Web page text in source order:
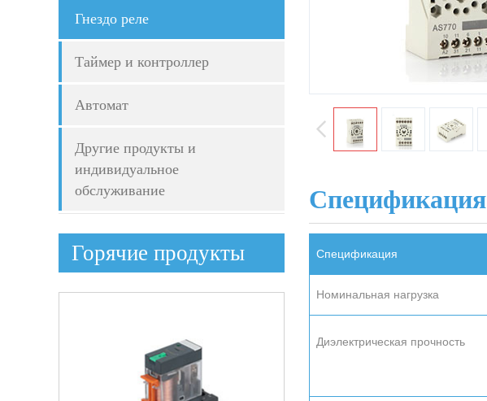
Гнездо реле
Таймер и контроллер
Автомат
Другие продукты и
индивидуальное
обслуживание
Горячие продукты
Спецификация
Спецификация
Номинальная нагрузка
Диэлектрическая прочность